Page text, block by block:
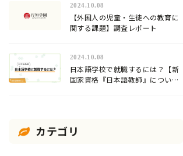
2024.10.08
【外国人の児童・生徒への教育に
関する課題】調査レポート
2024.10.08
日本語学校で就職するには？【新
国家資格『日本語教師』について
カテゴリ